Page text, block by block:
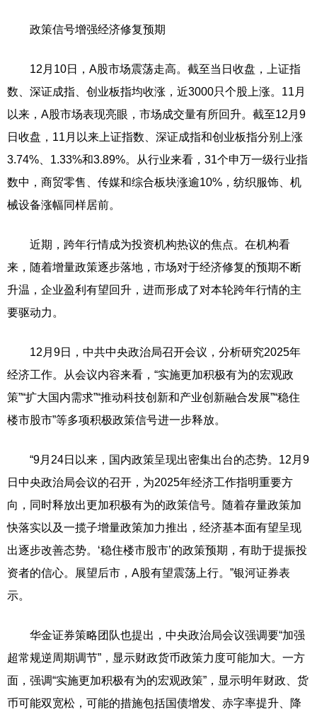
政策信号增强经济修复预期
12月10日，A股市场震荡走高。截至当日收盘，上证指
数、深证成指、创业板指均收涨，近3000只个股上涨。11月
以来，A股市场表现亮眼，市场成交量有所回升。截至12月9
日收盘，11月以来上证指数、深证成指和创业板指分别上涨
3.74%、1.33%和3.89%。从行业来看，31个申万一级行业指
数中，商贸零售、传媒和综合板块涨逾10%，纺织服饰、机
械设备涨幅同样居前。
近期，跨年行情成为投资机构热议的焦点。在机构看
来，随着增量政策逐步落地，市场对于经济修复的预期不断
升温，企业盈利有望回升，进而形成了对本轮跨年行情的主
要驱动力。
12月9日，中共中央政治局召开会议，分析研究2025年
经济工作。从会议内容来看，“实施更加积极有为的宏观政
策”“扩大国内需求”“推动科技创新和产业创新融合发展”“稳住
楼市股市”等多项积极政策信号进一步释放。
“9月24日以来，国内政策呈现出密集出台的态势。12月9
日中央政治局会议的召开，为2025年经济工作指明重要方
向，同时释放出更加积极有为的政策信号。随着存量政策加
快落实以及一揽子增量政策加力推出，经济基本面有望呈现
出逐步改善态势。‘稳住楼市股市’的政策预期，有助于提振投
资者的信心。展望后市，A股有望震荡上行。”银河证券表
示。
华金证券策略团队也提出，中央政治局会议强调要“加强
超常规逆周期调节”，显示财政货币政策力度可能加大。一方
面，强调“实施更加积极有为的宏观政策”，显示明年财政、货
币可能双宽松，可能的措施包括国债增发、赤字率提升、降